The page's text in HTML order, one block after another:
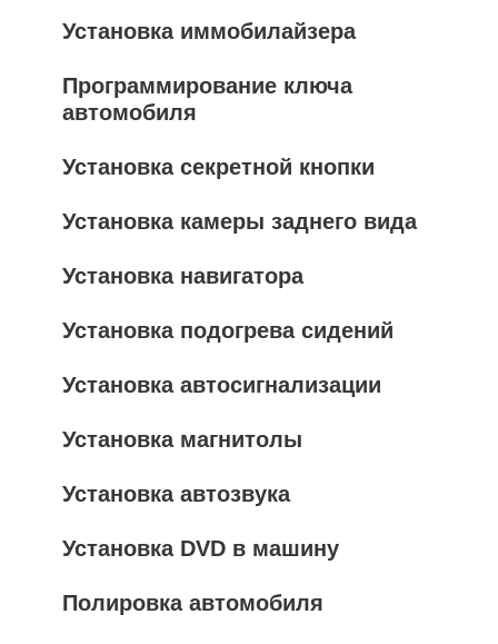
Установка иммобилайзера
Программирование ключа
автомобиля
Установка секретной кнопки
Установка камеры заднего вида
Установка навигатора
Установка подогрева сидений
Установка автосигнализации
Установка магнитолы
Установка автозвука
Установка DVD в машину
Полировка автомобиля